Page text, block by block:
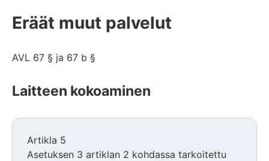
Eräät muut palvelut
AVL 67 § ja 67 b §
Laitteen kokoaminen
Artikla 5
Asetuksen 3 artiklan 2 kohdassa tarkoitettu